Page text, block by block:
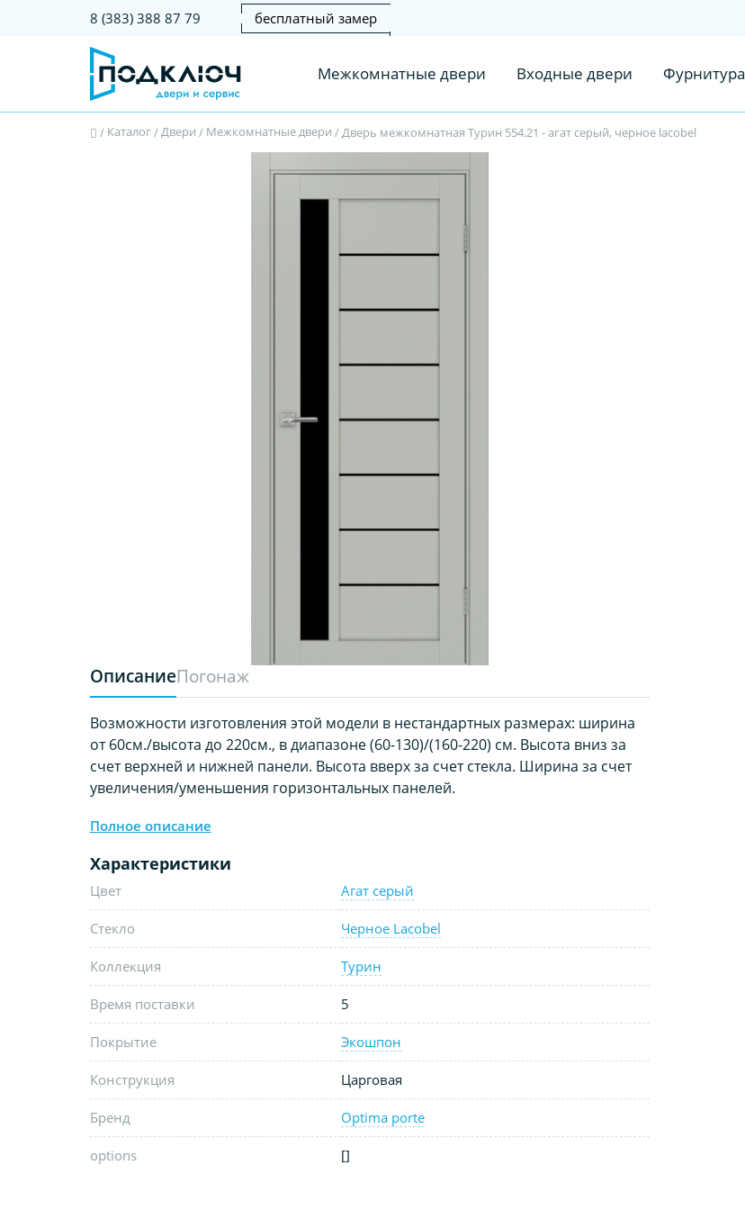
8 (383) 388 87 79 бесплатный замер
Межкомнатные двери Входные двери Фурнитура
/ Каталог/Двери / Межкомнатные двери /Дверь межкомнатная Турин 554.21 - агат серый, черное lacobel
ОписаниеПогонаж
Возможности изготовления этой модели в нестандартных размерах: ширина
от 60см./высота до 220см., в диапазоне (60-130)/(160-220) см. Высота вниз за
счет верхней и нижней панели. Высота вверх за счет стекла. Ширина за счет
увеличения/уменьшения горизонтальных панелей.
Полное описание
Характеристики
Цвет Агат серый
Стекло Черное Lacobel
Коллекция Турин
Время поставки 5
Покрытие Экошпон
Конструкция Царговая
Бренд Optima porte
options []